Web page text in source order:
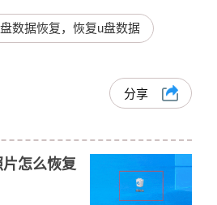
数据恢复，恢复u盘数据
分享
怎么恢复